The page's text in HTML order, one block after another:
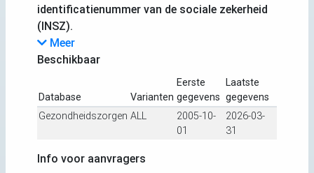
identificatienummer van de sociale zekerheid
(INSZ).
Meer
Beschikbaar
Database Varianten
Eerste
gegevens
Laatste
gegevens
Gezondheidszorgen ALL
2005-10-
01
2026-03-
31
Info voor aanvragers